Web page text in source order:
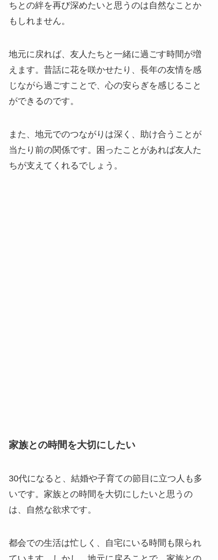
ちとの絆を再び深めたいと思うのは自然なことか
もしれません。
地元に戻れば、友人たちと一緒に過ごす時間が増
えます。昔話に花を咲かせたり、長年の友情を感
じながら過ごすことで、心の安らぎを感じること
ができるのです。
また、地元でのつながりは深く、助け合うことが
当たり前の関係です。困ったことがあれば友人た
ちが支えてくれるでしょう。
家族との時間を大切にしたい
30代になると、結婚や子育ての節目に立つ人も多
いです。家族との時間を大切にしたいと思うの
は、自然な欲求です。
都会での生活は忙しく、自宅にいる時間も限られ